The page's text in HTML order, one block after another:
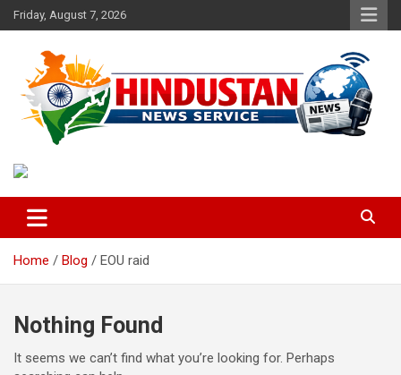
Skip
to
Friday, August 7, 2026
Hindustan News Service
Home Blog EOU raid
Nothing Found
It seems we can’t find what you’re looking for. Perhaps